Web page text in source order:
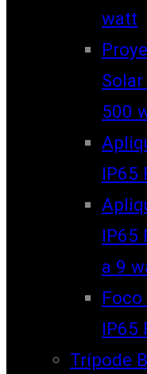
watt
500
IP65
IP65
a 9
Foco
IP65
Trípode